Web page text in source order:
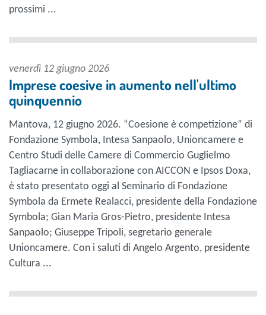
prossimi ...
venerdì 12 giugno 2026
Imprese coesive in aumento nell'ultimo
quinquennio
Mantova, 12 giugno 2026. “Coesione è competizione” di
Fondazione Symbola, Intesa Sanpaolo, Unioncamere e
Centro Studi delle Camere di Commercio Guglielmo
Tagliacarne in collaborazione con AICCON e Ipsos Doxa,
è stato presentato oggi al Seminario di Fondazione
Symbola da Ermete Realacci, presidente della Fondazione
Symbola; Gian Maria Gros-Pietro, presidente Intesa
Sanpaolo; Giuseppe Tripoli, segretario generale
Unioncamere. Con i saluti di Angelo Argento, presidente
Cultura ...